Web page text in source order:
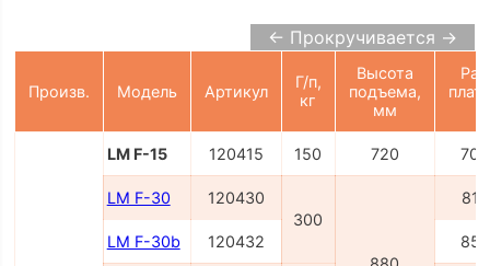
← Прокручивается →
Произв. Модель Артикул
Г/п,
кг
Высота
подъема,
мм
LM F-15 120415 150 720
LM F-30
120430
300
LM F-30b 120432